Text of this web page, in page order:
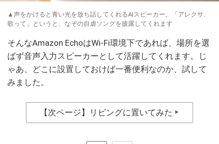
▲声をかけると青い光を放ち話してくれるAIスピーカー。「アレクサ、
歌って」というと、なぞの自虐ソングを披露してくれます
そんなAmazon EchoはWi-Fi環境下であれば、場所を選
ばず音声入力スピーカーとして活躍してくれます。じ
ゃあ、どこに設置しておけば一番便利なのか、試して
みました。
【次ページ】リビングに置いてみた ▶